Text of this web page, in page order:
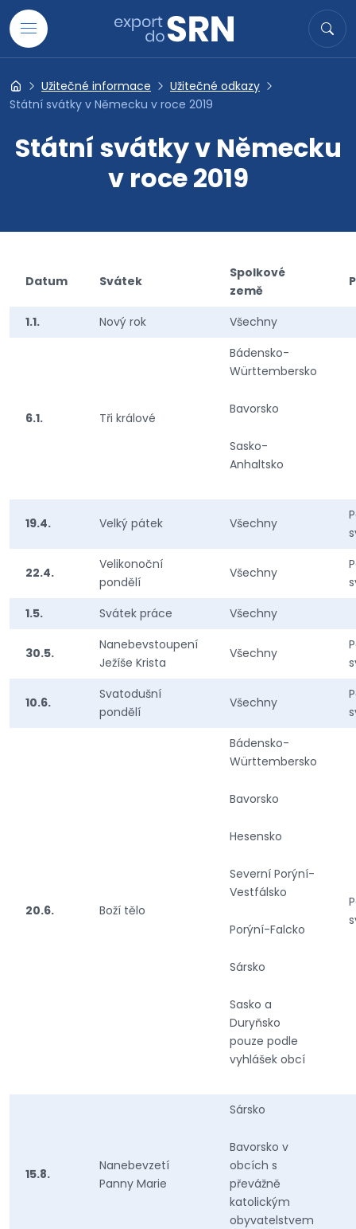
Přejít na obsah
Hledat
Export do SRN
Užitečné informace
Užitečné odkazy
Státní svátky v Německu v roce 2019
Státní svátky v Německu
v roce 2019
Datum Svátek
Spolkové
země
1.1. Nový rok Všechny
6.1. Tři králové
Bádensko-
Württembersko
Bavorsko
Sasko-
Anhaltsko
19.4. Velký pátek Všechny
22.4.
Velikonoční
pondělí
Všechny
1.5.
Svátek práce Všechny
30.5.
Nanebevstoupení
Ježíše Krista
Všechny
10.6.
Svatodušní
pondělí
Všechny
20.6. Boží tělo
Bádensko-
Württembersko
Bavorsko
Hesensko
Severní Porýní-
Vestfálsko
Porýní-Falcko
Sársko
Sasko a
Duryňsko
pouze podle
vyhlášek obcí
15.8.
Nanebevzetí
Panny Marie
Sársko
Bavorsko v
obcích s
převážně
katolickým
obyvatelstvem